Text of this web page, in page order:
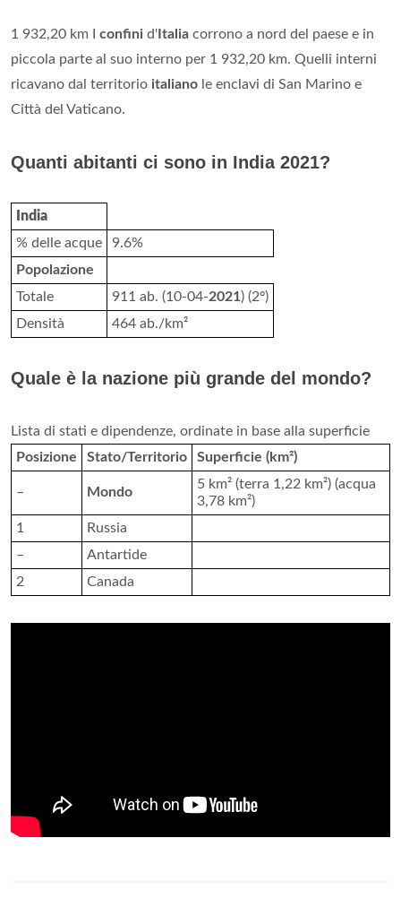
1 932,20 km I confini d' Italia corrono a nord del paese e in
piccola parte al suo interno per 1 932,20 km. Quelli interni
ricavano dal territorio italiano le enclavi di San Marino e
Città del Vaticano.
Quanti abitanti ci sono in India 2021?
India
% delle acque
9.6%
Popolazione
Totale
911 ab. (10-04-2021) (2º)
Densità
464 ab./km²
Quale è la nazione più grande del mondo?
Lista di stati e dipendenze, ordinate in base alla superficie
Posizione
Stato/Territorio Superficie (km²)
– Mondo
5 km² (terra 1,22 km²) (acqua
3,78 km²)
1
Russia
–
Antartide
2
Canada